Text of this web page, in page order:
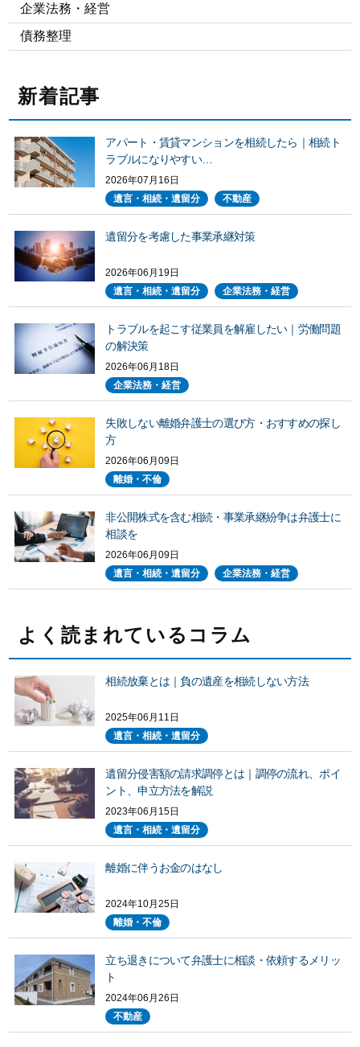
企業法務・経営
債務整理
新着記事
アパート・賃貸マンションを相続したら｜相続ト
ラブルになりやすい…
2026年07月16日
遺言・相続・遺留分
不動産
遺留分を考慮した事業承継対策
2026年06月19日
遺言・相続・遺留分
企業法務・経営
トラブルを起こす従業員を解雇したい｜労働問題
の解決策
2026年06月18日
企業法務・経営
失敗しない離婚弁護士の選び方・おすすめの探し
方
2026年06月09日
離婚・不倫
非公開株式を含む相続・事業承継紛争は弁護士に
相談を
2026年06月09日
遺言・相続・遺留分
企業法務・経営
よく読まれているコラム
相続放棄とは｜負の遺産を相続しない方法
2025年06月11日
遺言・相続・遺留分
遺留分侵害額の請求調停とは｜調停の流れ、ポイ
ント、申立方法を解説
2023年06月15日
遺言・相続・遺留分
離婚に伴うお金のはなし
2024年10月25日
離婚・不倫
立ち退きについて弁護士に相談・依頼するメリッ
ト
2024年06月26日
不動産